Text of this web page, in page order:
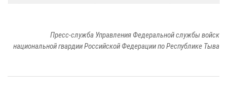
Пресс-служба Управления Федеральной службы войск
национальной гвардии Российской Федерации по Республике Тыва